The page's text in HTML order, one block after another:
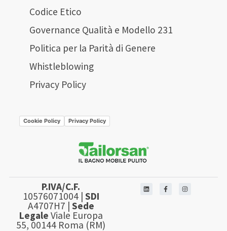
Codice Etico
Governance Qualità e Modello 231
Politica per la Parità di Genere
Whistleblowing
Privacy Policy
Cookie Policy Privacy Policy
P.IVA/C.F.
10576071004 | SDI
A4707H7 | Sede
Legale Viale Europa
55, 00144 Roma (RM)